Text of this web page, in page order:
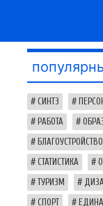
СИНТЗ
РАБОТА
БЛАГОУСТРОЙСТВО
СТАТИСТИКА
ТУРИЗМ
СПОРТ